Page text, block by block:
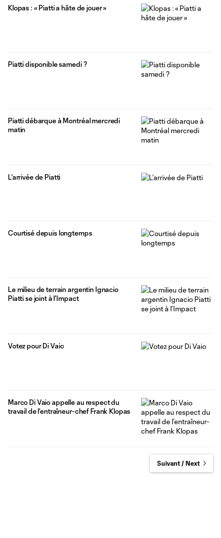
Klopas : « Piatti a hâte de jouer »
Piatti disponible samedi ?
Piatti débarque à Montréal mercredi
matin
L’arrivée de Piatti
Courtisé depuis longtemps
Le milieu de terrain argentin Ignacio
Piatti se joint à l’Impact
Votez pour Di Vaio
Marco Di Vaio appelle au respect du
travail de l’entraîneur-chef Frank Klopas
Suivant / Next